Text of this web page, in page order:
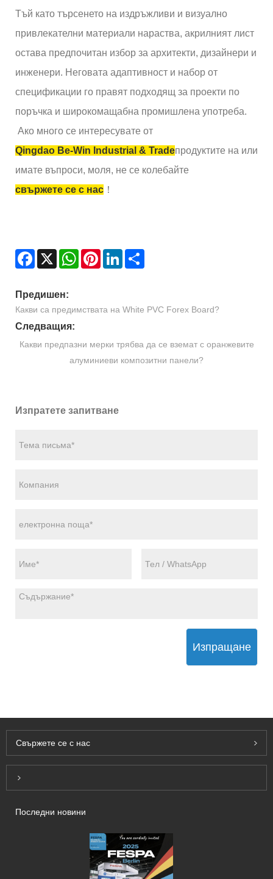
Тъй като търсенето на издръжливи и визуално
привлекателни материали нараства, акрилният лист
остава предпочитан избор за архитекти, дизайнери и
инженери. Неговата адаптивност и набор от
спецификации го правят подходящ за проекти по
поръчка и широкомащабна промишлена употреба.
Ако много се интересувате от
Qingdao Be-Win Industrial & Tradeпродуктите на или
имате въпроси, моля, не се колебайте
свържете се с нас ！
Facebook
X WhatsApp
PinterestLinkedIn
Предишен:
Какви са предимствата на White PVC Forex Board?
Следващия:
Какви предпазни мерки трябва да се вземат с оранжевите
алуминиеви композитни панели?
Изпратете запитване
Изпращане
Свържете се с нас
Inquiry For Pricelist
Последни новини